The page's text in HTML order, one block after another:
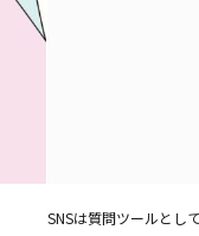
SNSは質問ツールとし